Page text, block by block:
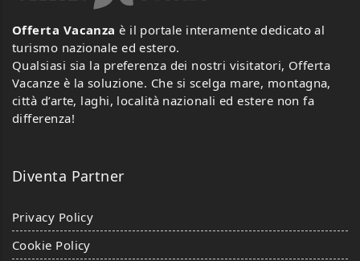
Offerta Vacanza è il portale interamente dedicato al
turismo nazionale ed estero.
Qualsiasi sia la preferenza dei nostri visitatori, Offerta
Vacanze è la soluzione. Che si scelga mare, montagna,
città d’arte, laghi, località nazionali ed estere non fa
differenza!
Diventa Partner
Privacy Policy
Cookie Policy